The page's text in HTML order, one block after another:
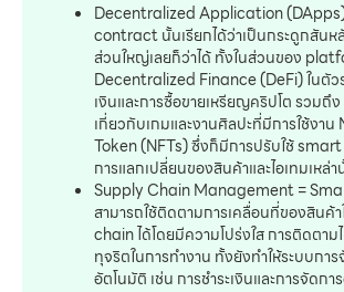
Decentralized Application
contract นั้นเรียกได้ว่าเป็นกระดูกสันห
ส่วนใหญ่เลยก็ว่าได้ ทั้งในส่วนของ
Decentralized Finance (DeFi) ในตัว
เงินและการซื้อขายเหรียญคริปโต รวม
เกี่ยวกับเกมและงานศิลปะที่มีการใช้งา
Token (NFTs) ซึ่งก็มีการปรับใช้
การแลกเปลี่ยนของสินค้าและไอเทมเหล่
Supply Chain Management =
สามารถใช้ติดตามการเคลื่อนที่ของสินค้
chain ได้โดยมีความโปร่งใส การติดตาม
ทุจริตในการทำงาน ทั้งยังทำให้ระบบกา
อัตโนมัติ เช่น การชำระเงินและการจัดกา